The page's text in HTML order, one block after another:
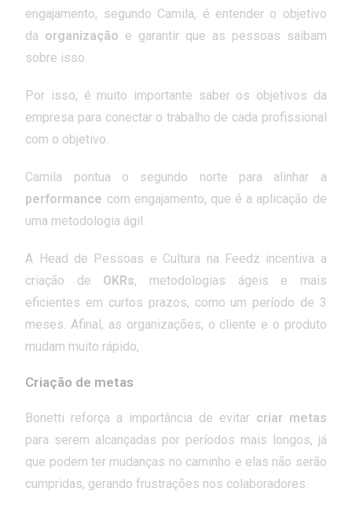
engajamento, segundo Camila, é entender o objetivo
da organização e garantir que as pessoas saibam
sobre isso.
Por isso, é muito importante saber os objetivos da
empresa para conectar o trabalho de cada profissional
com o objetivo.
Camila pontua o segundo norte para alinhar a
performance com engajamento, que é a aplicação de
uma metodologia ágil.
A Head de Pessoas e Cultura na Feedz incentiva a
criação de OKRs, metodologias ágeis e mais
eficientes em curtos prazos, como um período de 3
meses. Afinal, as organizações, o cliente e o produto
mudam muito rápido,
Criação de metas
Bonetti reforça a importância de evitar criar metas
para serem alcançadas por períodos mais longos, já
que podem ter mudanças no caminho e elas não serão
cumpridas, gerando frustrações nos colaboradores.